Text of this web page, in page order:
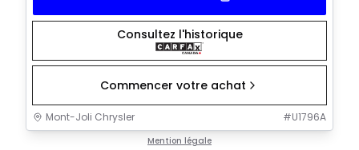
Consultez l'historique
Commencer votre achat
Mont-Joli Chrysler #U1796A
Mention légale